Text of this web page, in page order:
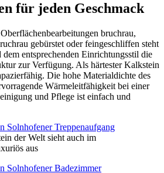
für jeden Geschmack
bruchrau,
gebürstet oder feingeschliffen steht
entsprechenden Einrichtungsstil die
zur Verfügung. Als härtester Kalkstein
Die hohe Materialdichte des
Wärmeleitfähigkeit bei einer
und Pflege ist einfach und
der Welt sieht auch im
aus